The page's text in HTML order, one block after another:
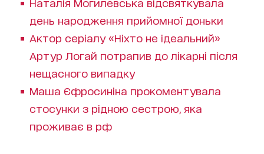
Наталія Могилевська відсвяткувала
день народження прийомної доньки
Актор серіалу «Ніхто не ідеальний»
Артур Логай потрапив до лікарні після
нещасного випадку
Маша Єфросиніна прокоментувала
стосунки з рідною сестрою, яка
проживає в рф